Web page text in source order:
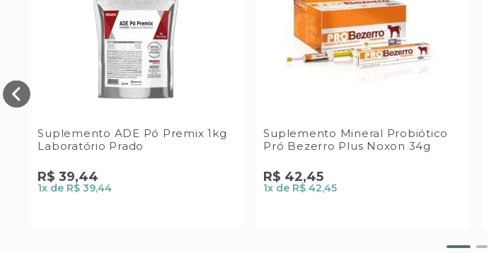
Suplemento ADE Pó Premix 1kg
Laboratório Prado
R$ 39,44
1x de R$ 39,44
Suplemento Mineral Probiótico
Pró Bezerro Plus Noxon 34g
R$ 42,45
1x de R$ 42,45